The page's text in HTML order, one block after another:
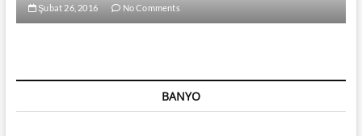
Şubat 26, 2016 No Comments
BANYO